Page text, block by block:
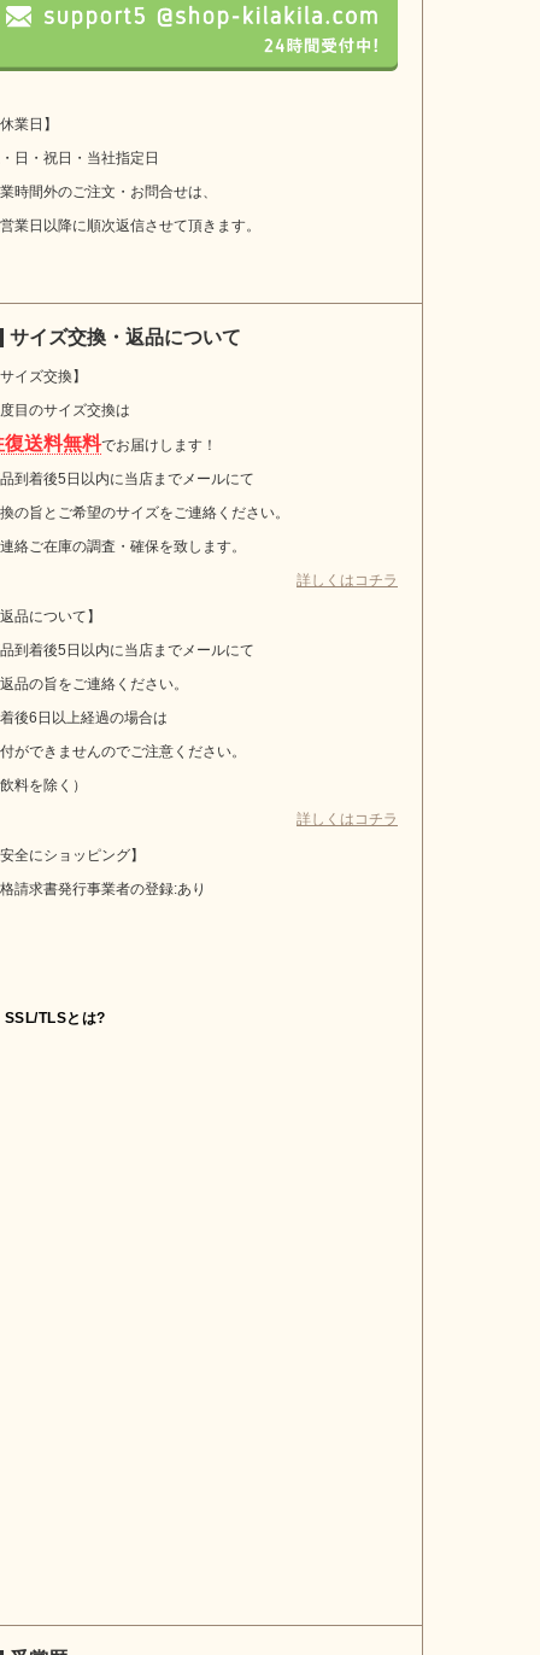
休業日】
日・祝日・当社指定日
時間外のご注文・お問合せは、
業日以降に順次返信させて頂きます。
サイズ交換・返品について
サイズ交換】
度目のサイズ交換は
復送料無料でお届けします！
到着後5日以内に当店までメールにて
の旨とご希望のサイズをご連絡ください。
絡ご在庫の調査・確保を致します。
詳しくはコチラ
返品について】
到着後5日以内に当店までメールにて
品の旨をご連絡ください。
後6日以上経過の場合は
ができませんのでご注意ください。
飲料を除く）
詳しくはコチラ
安全にショッピング】
請求書発行事業者の登録:あり
SSL/TLSとは?